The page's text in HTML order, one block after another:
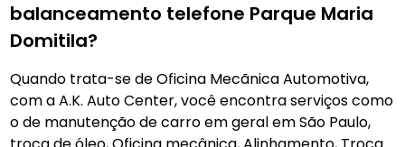
balanceamento telefone Parque Maria
Domitila?
Quando trata-se de Oficina Mecãnica Automotiva,
com a A.K. Auto Center, você encontra serviços como
o de manutenção de carro em geral em São Paulo,